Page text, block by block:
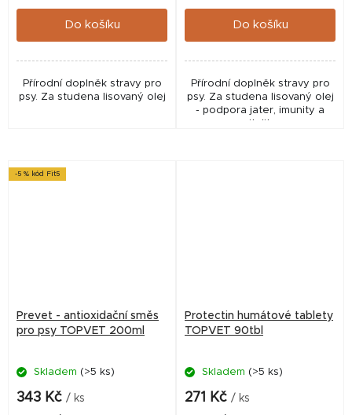
cena:
Do košíku
Přírodní doplněk stravy pro
psy. Za studena lisovaný olej
cena:
Do košíku
Přírodní doplněk stravy pro
psy. Za studena lisovaný olej
- podpora jater, imunity a
vitality.
-5 % kód Fit5
Prevet - antioxidační směs
pro psy TOPVET 200ml
Skladem (>5 ks)
343 Kč / ks
Protectin humátové tablety
TOPVET 90tbl
Skladem (>5 ks)
271 Kč / ks